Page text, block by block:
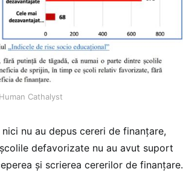
Cathalyst
nu au depus cereri de finanțare,
defavorizate nu au avut suport
și scrierea cererilor de finanțare.